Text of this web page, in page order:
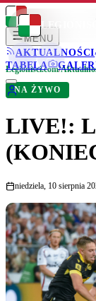
LEGIONISCI
MENU
AKTUALNOŚCI
TABELA
Legionisci.com/
NA ŻYWO
LIVE!:
niedziela, 10 sierpnia